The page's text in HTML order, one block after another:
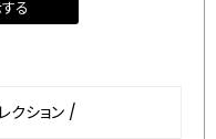
る
クション /